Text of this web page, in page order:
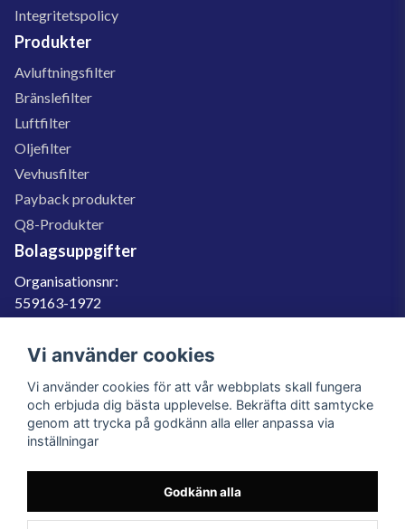
Integritetspolicy
Produkter
Avluftningsfilter
Bränslefilter
Luftfilter
Oljefilter
Vevhusfilter
Payback produkter
Q8-Produkter
Bolagsuppgifter
Organisationsnr:
559163-1972
SE559163197201
060-566 800
info@filter.se
559163-1972
Vi använder cookies
Vi använder cookies för att vår webbplats skall fungera
och erbjuda dig bästa upplevelse. Bekräfta ditt samtycke
genom att trycka på godkänn alla eller anpassa via
inställningar
Godkänn alla